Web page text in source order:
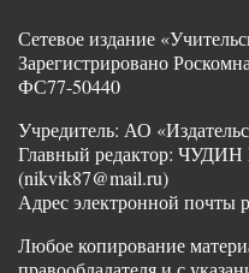
Сетевое издание
Зарегистрировано
ФС77-50440
Учредитель: АО
Главный редактор: ЧУДИН
(nikvik87@mail.ru)
Адрес электронной почты
Любое копирование